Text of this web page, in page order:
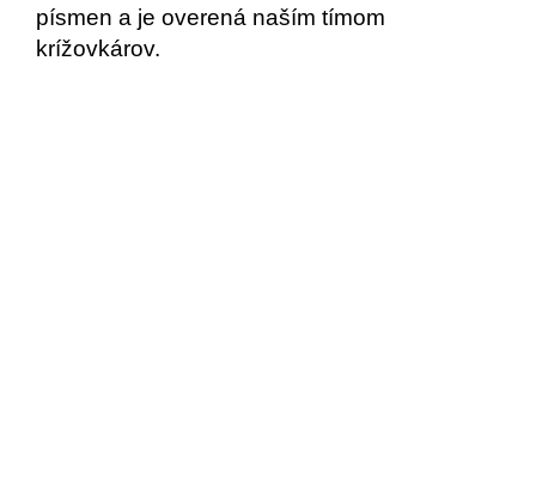
písmen a je overená naším tímom
krížovkárov.